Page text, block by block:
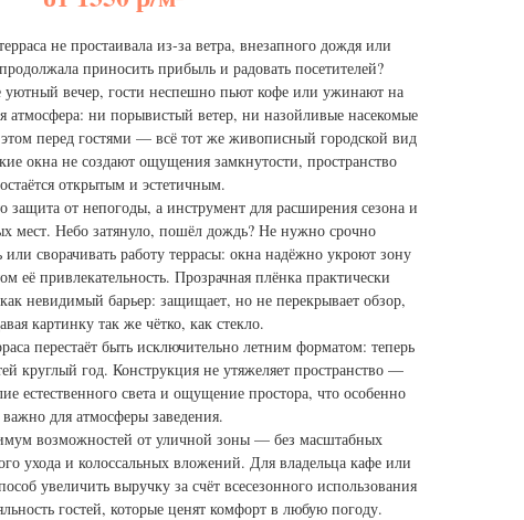
не простаивала из‑за ветра, внезапного дождя или
приносить прибыль и радовать посетителей?
уютный вечер, гости неспешно пьют кофе или ужинают на
атмосфера: ни порывистый ветер, ни назойливые насекомые
перед гостями — всё тот же живописный городской вид
окна не создают ощущения замкнутости, пространство
остаётся открытым и эстетичным.
от непогоды, а инструмент для расширения сезона и
мест. Небо затянуло, пошёл дождь? Не нужно срочно
или сворачивать работу террасы: окна надёжно укроют зону
её привлекательность. Прозрачная плёнка практически
невидимый барьер: защищает, но не перекрывает обзор,
картинку так же чётко, как стекло.
перестаёт быть исключительно летним форматом: теперь
круглый год. Конструкция не утяжеляет пространство —
естественного света и ощущение простора, что особенно
важно для атмосферы заведения.
возможностей от уличной зоны — без масштабных
ухода и колоссальных вложений. Для владельца кафе или
увеличить выручку за счёт всесезонного использования
гостей, которые ценят комфорт в любую погоду.